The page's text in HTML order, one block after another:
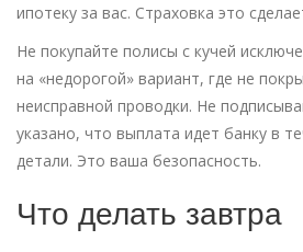
ипотеку за вас. Страховка это
Не покупайте полисы с кучей
на «недорогой» вариант, где не
неисправной проводки. Не
указано, что выплата идет банку в
детали. Это ваша безопасность.
Что делать завтра